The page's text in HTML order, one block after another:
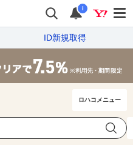
i
ID新規取得
ロハコメニュー